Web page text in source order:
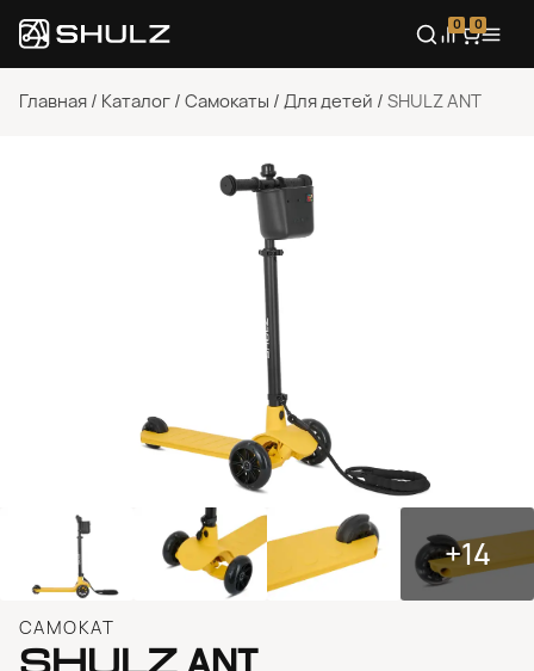
0 0
Главная / Каталог / Самокаты / Для детей / SHULZ ANT
+14
САМОКАТ